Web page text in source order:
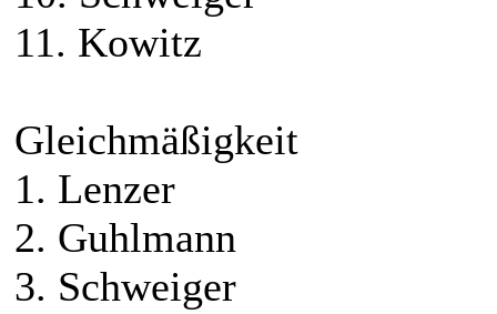
11. Kowitz
Gleichmäßigkeit
1. Lenzer
2. Guhlmann
3. Schweiger